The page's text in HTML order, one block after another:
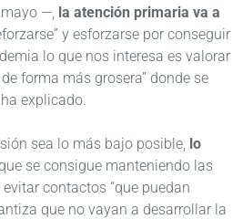
—, la atención primaria va a
y esforzarse por conseguir
lo que nos interesa es valorar
forma más grosera” donde se
explicado.
sea lo más bajo posible, lo
se consigue manteniendo las
contactos “que puedan
que no vayan a desarrollar la